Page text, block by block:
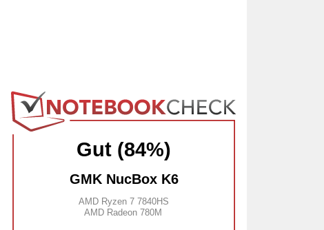
Gut (84%)
GMK NucBox K6
AMD Ryzen 7 7840HS
AMD Radeon 780M